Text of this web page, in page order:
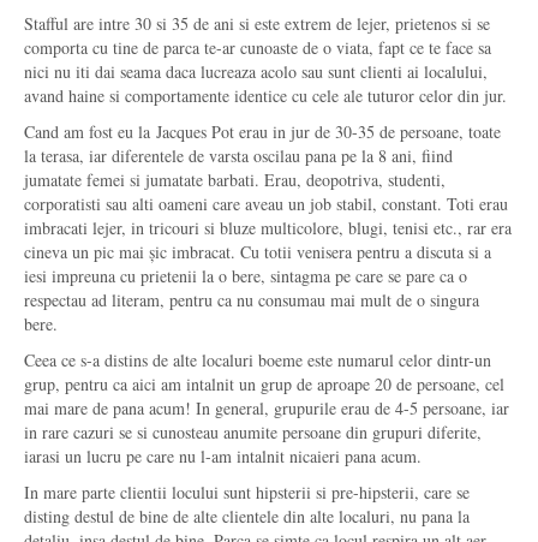
Stafful are intre 30 si 35 de ani si este extrem de lejer, prietenos si se
comporta cu tine de parca te-ar cunoaste de o viata, fapt ce te face sa
nici nu iti dai seama daca lucreaza acolo sau sunt clienti ai localului,
avand haine si comportamente identice cu cele ale tuturor celor din jur.
Cand am fost eu la Jacques Pot erau in jur de 30-35 de persoane, toate
la terasa, iar diferentele de varsta oscilau pana pe la 8 ani, fiind
jumatate femei si jumatate barbati. Erau, deopotriva, studenti,
corporatisti sau alti oameni care aveau un job stabil, constant. Toti erau
imbracati lejer, in tricouri si bluze multicolore, blugi, tenisi etc., rar era
cineva un pic mai șic imbracat. Cu totii venisera pentru a discuta si a
iesi impreuna cu prietenii la o bere, sintagma pe care se pare ca o
respectau ad literam, pentru ca nu consumau mai mult de o singura
bere.
Ceea ce s-a distins de alte localuri boeme este numarul celor dintr-un
grup, pentru ca aici am intalnit un grup de aproape 20 de persoane, cel
mai mare de pana acum! In general, grupurile erau de 4-5 persoane, iar
in rare cazuri se si cunosteau anumite persoane din grupuri diferite,
iarasi un lucru pe care nu l-am intalnit nicaieri pana acum.
In mare parte clientii locului sunt hipsterii si pre-hipsterii, care se
disting destul de bine de alte clientele din alte localuri, nu pana la